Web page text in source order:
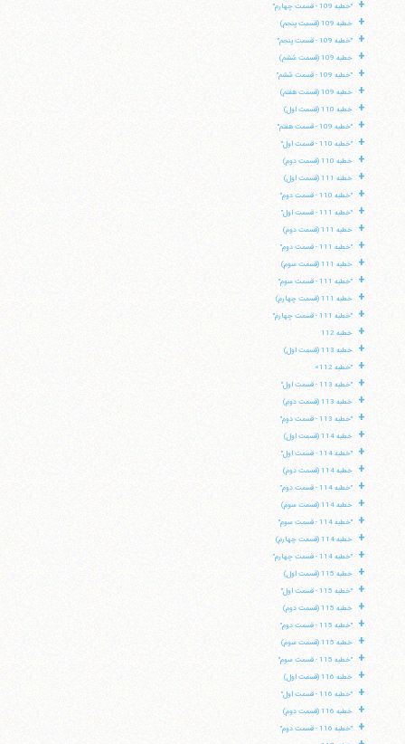
+ "خطبه 109 - قسمت چهارم"
+ خطبه 109 (قسمت پنجم)
+ "خطبه 109 - قسمت پنجم"
+ خطبه 109 (قسمت ششم)
+ "خطبه 109 - قسمت ششم"
+ خطبه 109 (قسمت هفتم)
+ خطبه 110 (قسمت اول)
+ "خطبه 109 - قسمت هفتم"
+ "خطبه 110 - قسمت اول"
+ خطبه 110 (قسمت دوم)
+ خطبه 111 (قسمت اول)
+ "خطبه 110 - قسمت دوم"
+ "خطبه 111 - قسمت اول"
+ خطبه 111 (قسمت دوم)
+ "خطبه 111 - قسمت دوم"
+ خطبه 111 (قسمت سوم)
+ "خطبه 111 - قسمت سوم"
+ خطبه 111 (قسمت چهارم)
+ "خطبه 111 - قسمت چهارم"
+ خطبه 112
+ خطبه 113 (قسمت اول)
+ "خطبه 112»
+ "خطبه 113 - قسمت اول"
+ خطبه 113 (قسمت دوم)
+ "خطبه 113 - قسمت دوم"
+ خطبه 114 (قسمت اول)
+ "خطبه 114 - قسمت اول"
+ خطبه 114 (قسمت دوم)
+ "خطبه 114 - قسمت دوم"
+ خطبه 114 (قسمت سوم)
+ "خطبه 114 - قسمت سوم"
+ خطبه 114 (قسمت چهارم)
+ "خطبه 114 - قسمت چهارم"
+ خطبه 115 (قسمت اول)
+ "خطبه 115 - قسمت اول"
+ خطبه 115 (قسمت دوم)
+ "خطبه 115 - قسمت دوم"
+ خطبه 115 (قسمت سوم)
+ "خطبه 115 - قسمت سوم"
+ خطبه 116 (قسمت اول)
+ "خطبه 116 - قسمت اول"
+ خطبه 116 (قسمت دوم)
+ "خطبه 116 - قسمت دوم"